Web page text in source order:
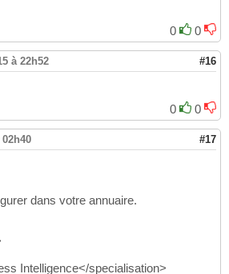
0
0
à 22h52 #16
0
0
02h40 #17
dans votre annuaire.
Intelligence</specialisation>